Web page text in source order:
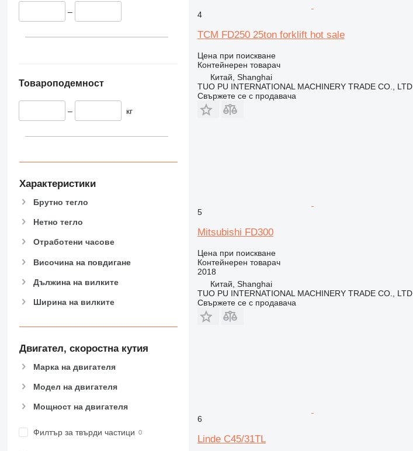
–
Товароподемност
– кг
Характеристики
Брутно тегло
Нетно тегло
Отработени часове
Височина на повдигане
Дължина на вилките
Ширина на вилките
Двигател, скоростна кутия
Марка на двигателя
Модел на двигателя
Мощност на двигателя
Филтър за твърди частици
4
TCM FD250 25ton forklift hot sale
Цена при поискване
Контейнерен товарач
Китай, Shanghai
TUO PU INTERNATIONAL MACHINERY TRADE CO., LTD
Свържете се с продавача
5
Mitsubishi FD300
Цена при поискване
Контейнерен товарач
2018
Китай, Shanghai
TUO PU INTERNATIONAL MACHINERY TRADE CO., LTD
Свържете се с продавача
6
Linde C45/31TL